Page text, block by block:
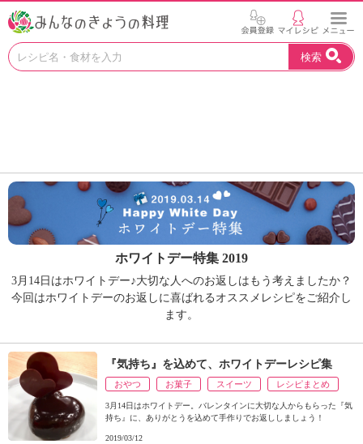
お
つ
け
よ
う
。
N
H
K
ュ
ケ
シ
検索
ホワイトデー特集 2019
3月14日はホワイトデー♪大切な人へのお返しはもう考えましたか？
今回はホワイトデーのお返しに喜ばれるオススメレシピをご紹介し
ます。
『気持ち』を込めて、ホワイトデーレシピ集
おやつ お菓子 スイーツ レシピまとめ
3月14日はホワイトデー。バレンタインに大切な人からもらった『気
持ち』に、ありがとうを込めて手作りでお返ししましょう！
2019/03/12